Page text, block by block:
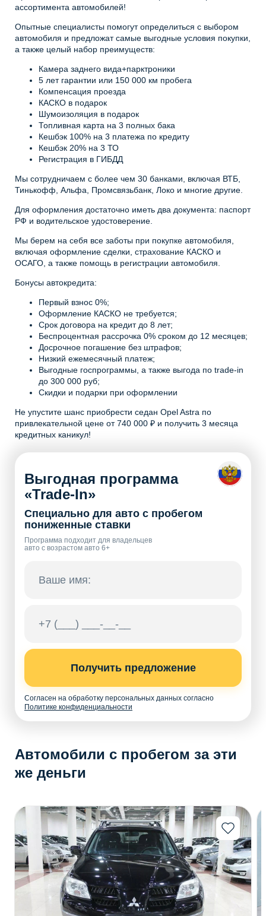
ассортимента автомобилей!
Опытные специалисты помогут определиться с выбором
автомобиля и предложат самые выгодные условия покупки,
а также целый набор преимуществ:
Камера заднего вида+парктроники
5 лет гарантии или 150 000 км пробега
Компенсация проезда
КАСКО в подарок
Шумоизоляция в подарок
Топливная карта на 3 полных бака
Кешбэк 100% на 3 платежа по кредиту
Кешбэк 20% на 3 ТО
Регистрация в ГИБДД
Мы сотрудничаем с более чем 30 банками, включая ВТБ,
Тинькофф, Альфа, Промсвязьбанк, Локо и многие другие.
Для оформления достаточно иметь два документа: паспорт
РФ и водительское удостоверение.
Мы берем на себя все заботы при покупке автомобиля,
включая оформление сделки, страхование КАСКО и
ОСАГО, а также помощь в регистрации автомобиля.
Бонусы автокредита:
Первый взнос 0%;
Оформление КАСКО не требуется;
Срок договора на кредит до 8 лет;
Беспроцентная рассрочка 0% сроком до 12 месяцев;
Досрочное погашение без штрафов;
Низкий ежемесячный платеж;
Выгодные госпрограммы, а также выгода по trade-in
до 300 000 руб;
Скидки и подарки при оформлении
Не упустите шанс приобрести седан Opel Astra по
привлекательной цене от 740 000 ₽ и получить 3 месяца
кредитных каникул!
Выгодная программа
«Trade-In»
Специально для авто с пробегом
пониженные ставки
Программа подходит для владельцев
авто с возрастом авто 6+
Получить предложение
Согласен на обработку персональных данных согласно
Политике конфиденциальности
Автомобили с пробегом за эти
же деньги